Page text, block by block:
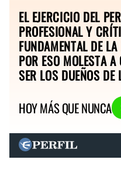
EL EJERCICIO DEL
PROFESIONAL Y
FUNDAMENTAL DE
POR ESO MOLESTA A
SER LOS DUEÑOS DE
HOY MÁS QUE NUNCA